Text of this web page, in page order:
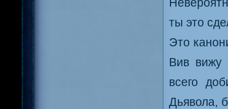
ты это
Это
Вив вижу
всего
Дьявола,